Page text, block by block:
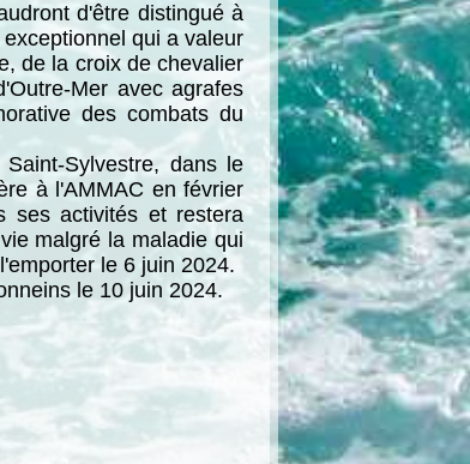
d'être distingué à
qui a valeur
de la croix de chevalier
Mer avec agrafes
des combats du
Sylvestre, dans le
à l'AMMAC en février
ses activités et restera
malgré la maladie qui
le 6 juin 2024.
le 10 juin 2024.